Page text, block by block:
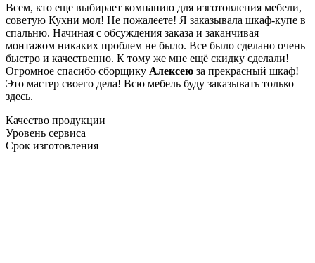
Всем, кто еще выбирает компанию для изготовления мебели,
советую Кухни мол! Не пожалеете! Я заказывала шкаф-купе в
спальню. Начиная с обсуждения заказа и заканчивая
монтажом никаких проблем не было. Все было сделано очень
быстро и качественно. К тому же мне ещё скидку сделали!
Огромное спасибо сборщику Алексею за прекрасный шкаф!
Это мастер своего дела! Всю мебель буду заказывать только
здесь.
Качество продукции
Уровень сервиса
Срок изготовления